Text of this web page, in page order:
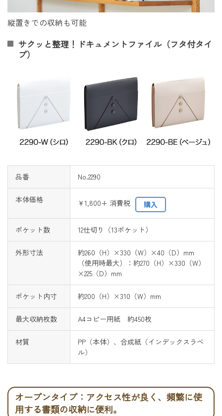
縦置きでの収納も可能
サクッと整理！ドキュメントファイル（フタ付タイ
プ）
品番 No.2290
本体価格 ¥1,800+ 消費税 購入
ポケット数 12仕切り（13ポケット）
外形寸法
約260（H）×330（W）×40（D）mm
（使用時最大）：約270（H）×330（W）
×225（D）mm
ポケット内寸 約200（H）×310（W）mm
最大収納枚数 A4コピー用紙 約450枚
材質
PP（本体）、合成紙（インデックスラベ
ル）
オープンタイプ：アクセス性が良く、頻繁に使
用する書類の収納に便利。